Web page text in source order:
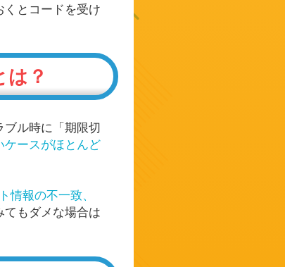
くとコードを受け
は？
ル時に「期限切
ケースがほとんど
情報の不一致、
てもダメな場合は